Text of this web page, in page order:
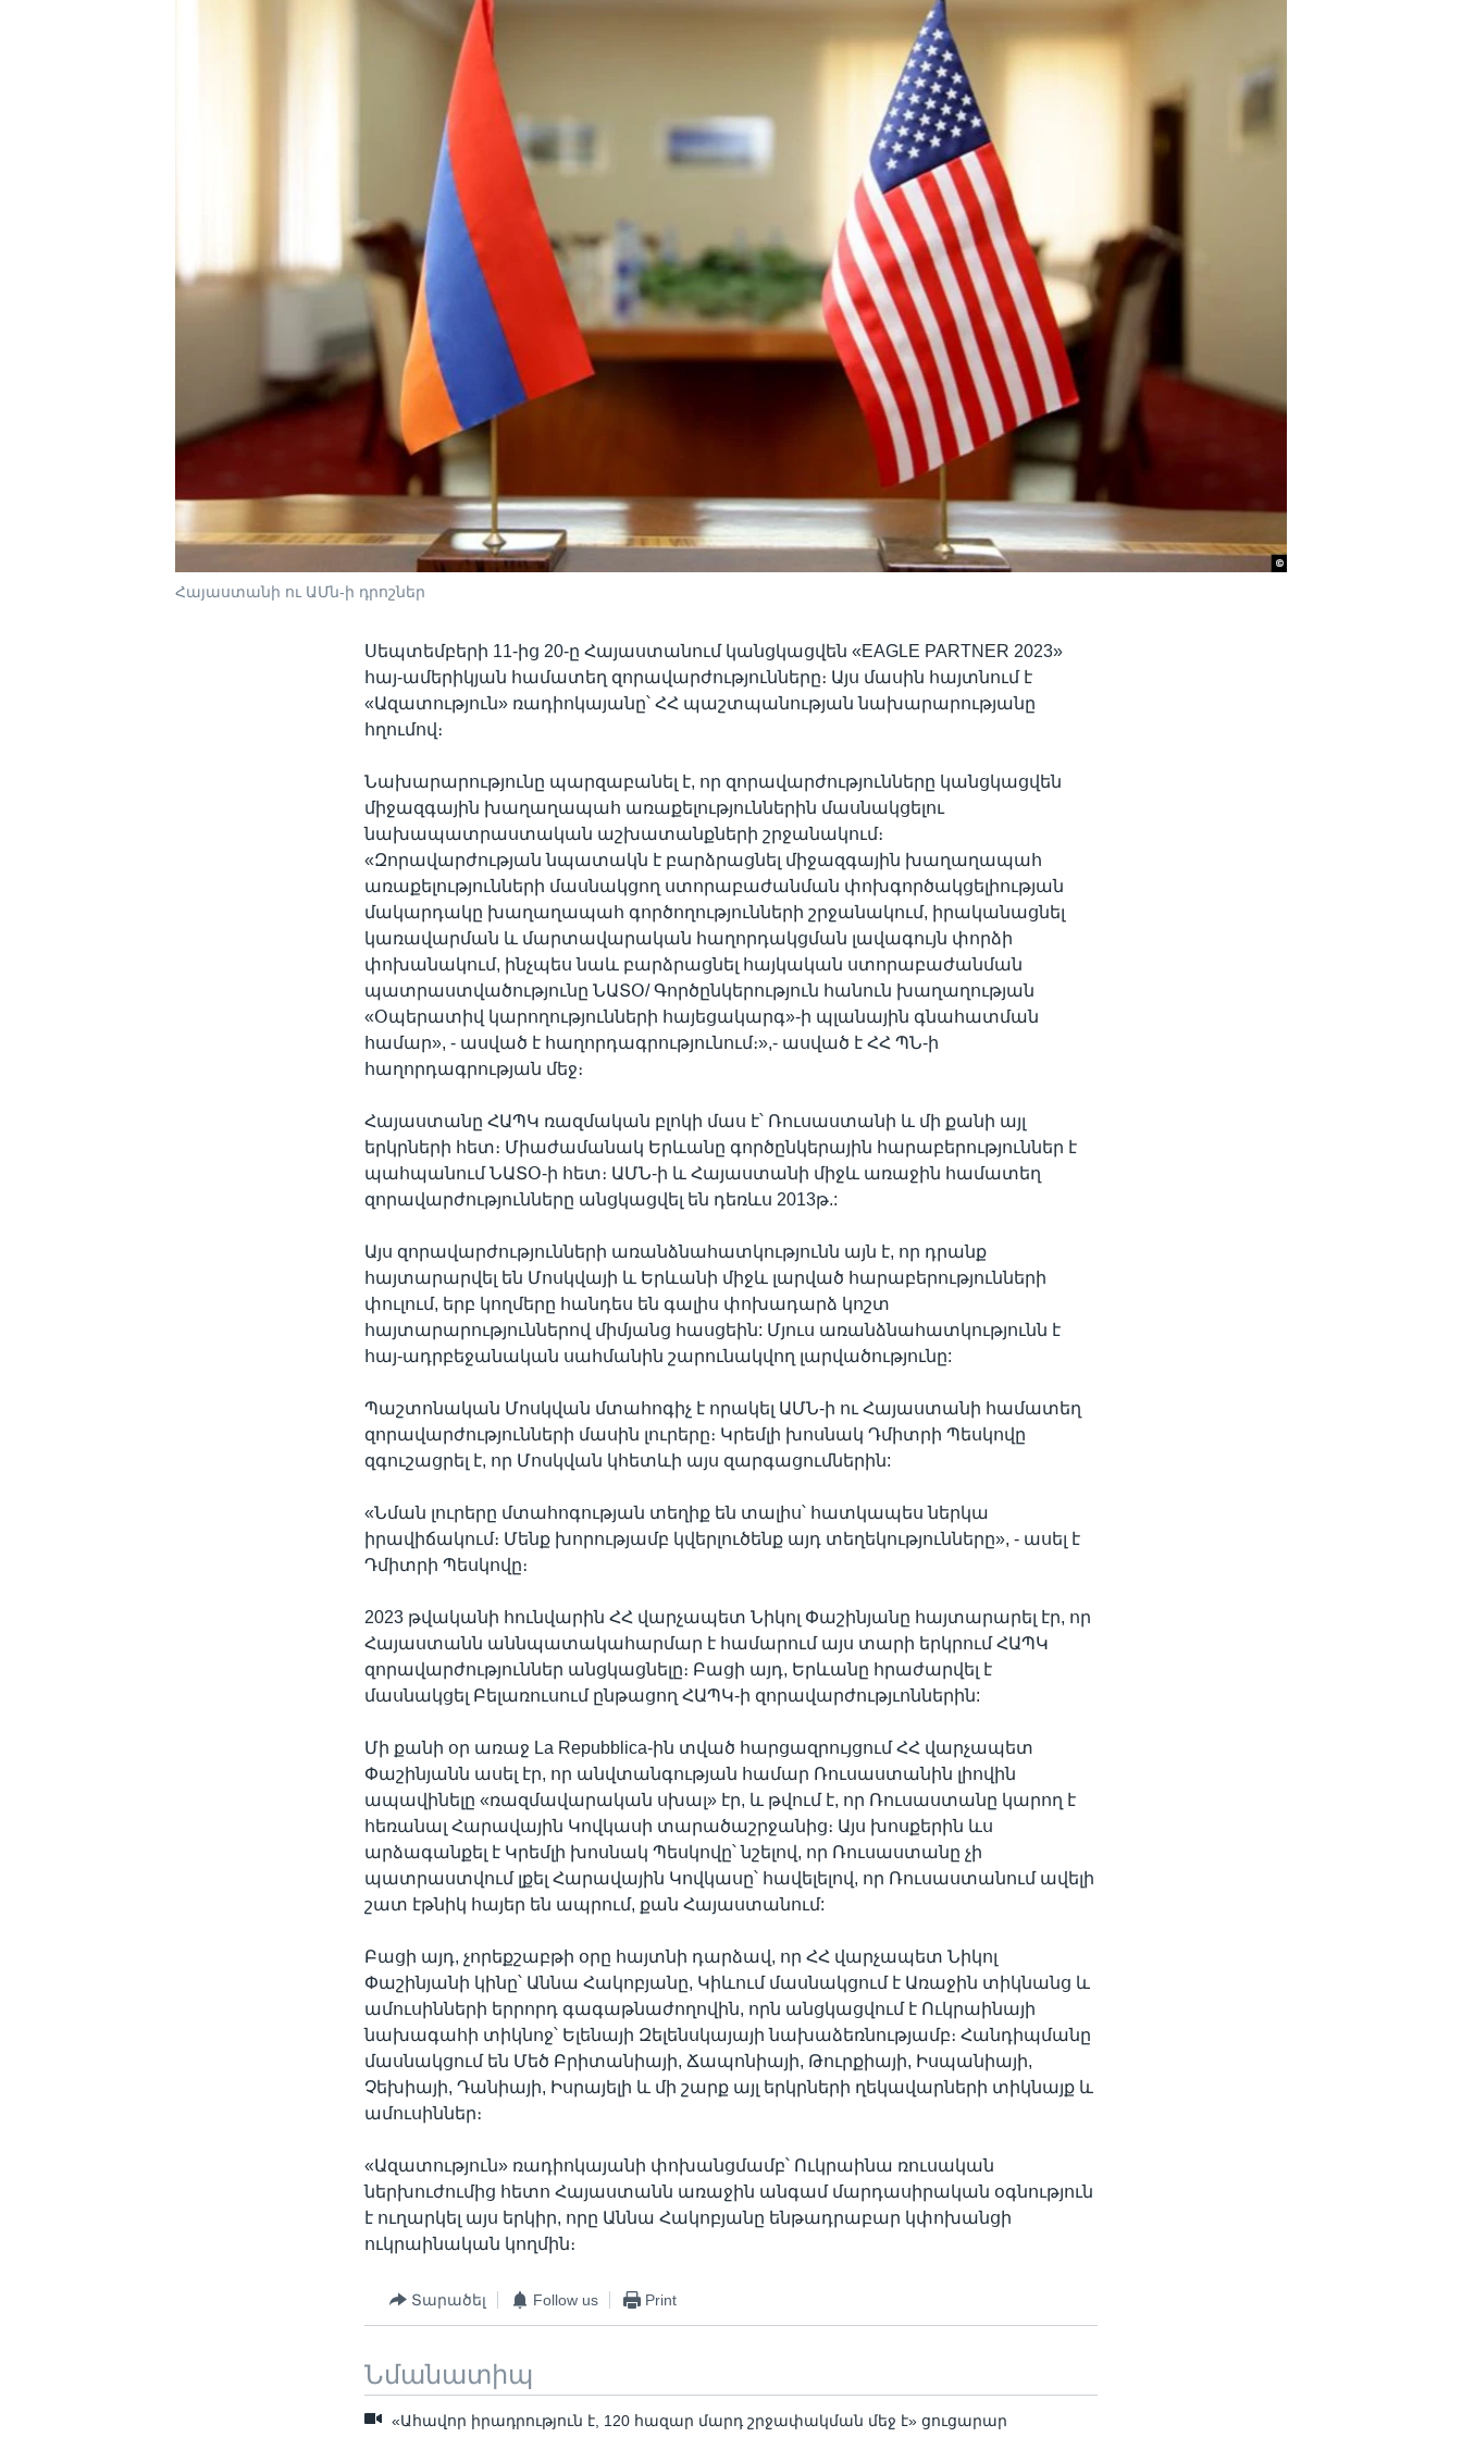
Հայաստանի ու ԱՄն-ի դրոշներ
Սեպտեմբերի 11-ից 20-ը Հայաստանում կանցկացվեն «EAGLE PARTNER 2023»
հայ-ամերիկյան համատեղ զորավարժությունները։ Այս մասին հայտնում է
«Ազատություն» ռադիոկայանը՝ ՀՀ պաշտպանության նախարարությանը
հղումով։
Նախարարությունը պարզաբանել է, որ զորավարժությունները կանցկացվեն
միջազգային խաղաղապահ առաքելություններին մասնակցելու
նախապատրաստական աշխատանքների շրջանակում։
«Զորավարժության նպատակն է բարձրացնել միջազգային խաղաղապահ
առաքելությունների մասնակցող ստորաբաժանման փոխգործակցելիության
մակարդակը խաղաղապահ գործողությունների շրջանակում, իրականացնել
կառավարման և մարտավարական հաղորդակցման լավագույն փորձի
փոխանակում, ինչպես նաև բարձրացնել հայկական ստորաբաժանման
պատրաստվածությունը ՆԱՏՕ/ Գործընկերություն հանուն խաղաղության
«Օպերատիվ կարողությունների հայեցակարգ»-ի պլանային գնահատման
համար», - ասված է հաղորդագրությունում։»,- ասված է ՀՀ ՊՆ-ի
հաղորդագրության մեջ։
Հայաստանը ՀԱՊԿ ռազմական բլոկի մաս է՝ Ռուսաստանի և մի քանի այլ
երկրների հետ։ Միաժամանակ Երևանը գործընկերային հարաբերություններ է
պահպանում ՆԱՏՕ-ի հետ։ ԱՄՆ-ի և Հայաստանի միջև առաջին համատեղ
զորավարժությունները անցկացվել են դեռևս 2013թ.:
Այս զորավարժությունների առանձնահատկությունն այն է, որ դրանք
հայտարարվել են Մոսկվայի և Երևանի միջև լարված հարաբերությունների
փուլում, երբ կողմերը հանդես են գալիս փոխադարձ կոշտ
հայտարարություններով միմյանց հասցեին: Մյուս առանձնահատկությունն է
հայ-ադրբեջանական սահմանին շարունակվող լարվածությունը:
Պաշտոնական Մոսկվան մտահոգիչ է որակել ԱՄՆ-ի ու Հայաստանի համատեղ
զորավարժությունների մասին լուրերը։ Կրեմլի խոսնակ Դմիտրի Պեսկովը
զգուշացրել է, որ Մոսկվան կհետևի այս զարգացումներին:
«Նման լուրերը մտահոգության տեղիք են տալիս՝ հատկապես ներկա
իրավիճակում։ Մենք խորությամբ կվերլուծենք այդ տեղեկությունները», - ասել է
Դմիտրի Պեսկովը։
2023 թվականի հունվարին ՀՀ վարչապետ Նիկոլ Փաշինյանը հայտարարել էր, որ
Հայաստանն աննպատակահարմար է համարում այս տարի երկրում ՀԱՊԿ
զորավարժություններ անցկացնելը։ Բացի այդ, Երևանը հրաժարվել է
մասնակցել Բելառուսում ընթացող ՀԱՊԿ-ի զորավարժությւոններին:
Մի քանի օր առաջ La Repubblica-ին տված հարցազրույցում ՀՀ վարչապետ
Փաշինյանն ասել էր, որ անվտանգության համար Ռուսաստանին լիովին
ապավինելը «ռազմավարական սխալ» էր, և թվում է, որ Ռուսաստանը կարող է
հեռանալ Հարավային Կովկասի տարածաշրջանից։ Այս խոսքերին ևս
արձագանքել է Կրեմլի խոսնակ Պեսկովը՝ նշելով, որ Ռուսաստանը չի
պատրաստվում լքել Հարավային Կովկասը՝ հավելելով, որ Ռուսաստանում ավելի
շատ էթնիկ հայեր են ապրում, քան Հայաստանում:
Բացի այդ, չորեքշաբթի օրը հայտնի դարձավ, որ ՀՀ վարչապետ Նիկոլ
Փաշինյանի կինը՝ Աննա Հակոբյանը, Կիևում մասնակցում է Առաջին տիկնանց և
ամուսինների երրորդ գագաթնաժողովին, որն անցկացվում է Ուկրաինայի
նախագահի տիկնոջ՝ Ելենայի Զելենսկայայի նախաձեռնությամբ։ Հանդիպմանը
մասնակցում են Մեծ Բրիտանիայի, Ճապոնիայի, Թուրքիայի, Իսպանիայի,
Չեխիայի, Դանիայի, Իսրայելի և մի շարք այլ երկրների ղեկավարների տիկնայք և
ամուսիններ։
«Ազատություն» ռադիոկայանի փոխանցմամբ՝ Ուկրաինա ռուսական
ներխուժումից հետո Հայաստանն առաջին անգամ մարդասիրական օգնություն
է ուղարկել այս երկիր, որը Աննա Հակոբյանը ենթադրաբար կփոխանցի
ուկրաինական կողմին։
Տարածել Follow us Print
Նմանատիպ
«Ահավոր իրադրություն է, 120 հազար մարդ շրջափակման մեջ է» ցուցարար